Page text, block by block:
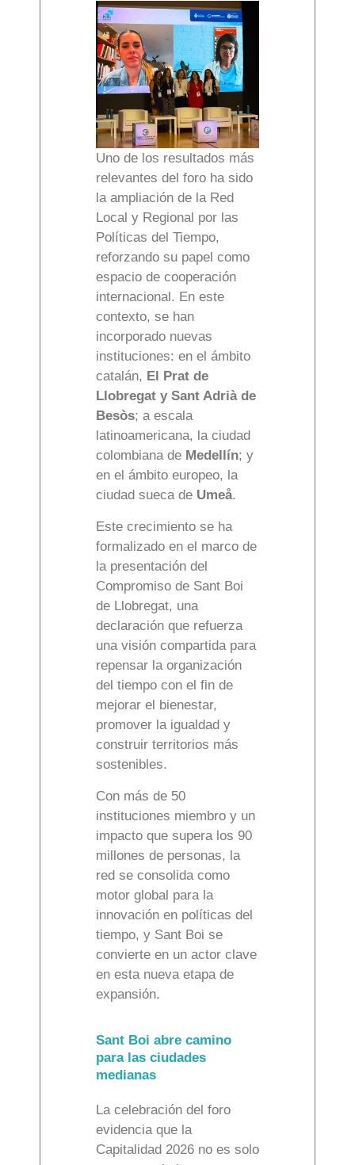
Uno de los resultados más
relevantes del foro ha sido
la ampliación de la Red
Local y Regional por las
Políticas del Tiempo,
reforzando su papel como
espacio de cooperación
internacional. En este
contexto, se han
incorporado nuevas
instituciones: en el ámbito
catalán, El Prat de
Llobregat y Sant Adrià de
Besòs; a escala
latinoamericana, la ciudad
colombiana de Medellín; y
en el ámbito europeo, la
ciudad sueca de Umeå.
Este crecimiento se ha
formalizado en el marco de
la presentación del
Compromiso de Sant Boi
de Llobregat, una
declaración que refuerza
una visión compartida para
repensar la organización
del tiempo con el fin de
mejorar el bienestar,
promover la igualdad y
construir territorios más
sostenibles.
Con más de 50
instituciones miembro y un
impacto que supera los 90
millones de personas, la
red se consolida como
motor global para la
innovación en políticas del
tiempo, y Sant Boi se
convierte en un actor clave
en esta nueva etapa de
expansión.
Sant Boi abre camino
para las ciudades
medianas
La celebración del foro
evidencia que la
Capitalidad 2026 no es solo